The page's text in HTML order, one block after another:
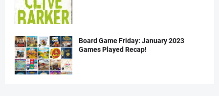
Board Game Friday: January 2023
Games Played Recap!